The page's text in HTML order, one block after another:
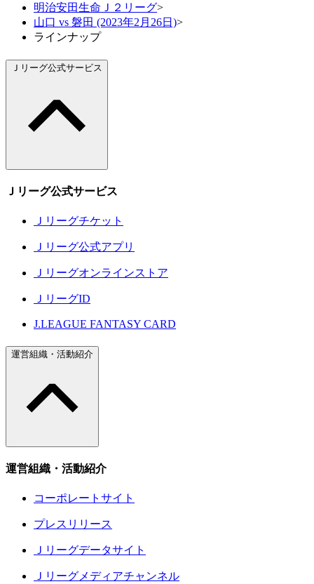
明治安田生命Ｊ２リーグ>
山口 vs 磐田 (2023年2月26日)>
ラインナップ
Ｊリーグ公式サービス
Ｊリーグ公式サービス
Ｊリーグチケット
Ｊリーグ公式アプリ
Ｊリーグオンラインストア
ＪリーグID
J.LEAGUE FANTASY CARD
運営組織・活動紹介
運営組織・活動紹介
コーポレートサイト
プレスリリース
Ｊリーグデータサイト
Ｊリーグメディアチャンネル